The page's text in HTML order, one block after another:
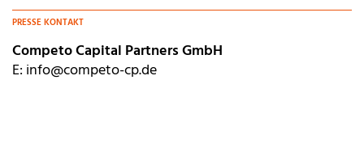
PRESSE KONTAKT
Competo Capital Partners GmbH
E: info@competo-cp.de